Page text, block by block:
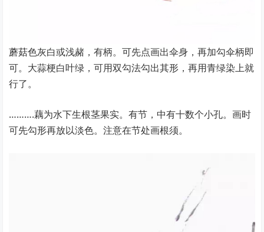
蘑菇色灰白或浅赭，有柄。可先点画出伞身，再加勾伞柄即
可。大蒜梗白叶绿，可用双勾法勾出其形，再用青绿染上就
行了。
……….藕为水下生根茎果实。有节，中有十数个小孔。画时
可先勾形再放以淡色。注意在节处画根须。